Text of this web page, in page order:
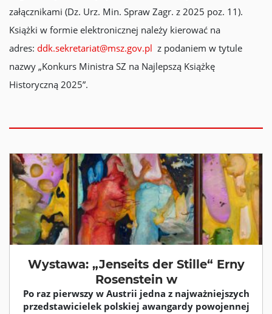
załącznikami (Dz. Urz. Min. Spraw Zagr. z 2025 poz. 11).
Książki w formie elektronicznej należy kierować na
adres: ddk.sekretariat@msz.gov.pl z podaniem w tytule
nazwy „Konkurs Ministra SZ na Najlepszą Książkę
Historyczną 2025”.
Wystawa: „Jenseits der Stille“ Erny
Rosenstein w
Po raz pierwszy w Austrii jedna z najważniejszych
przedstawicielek polskiej awangardy powojennej